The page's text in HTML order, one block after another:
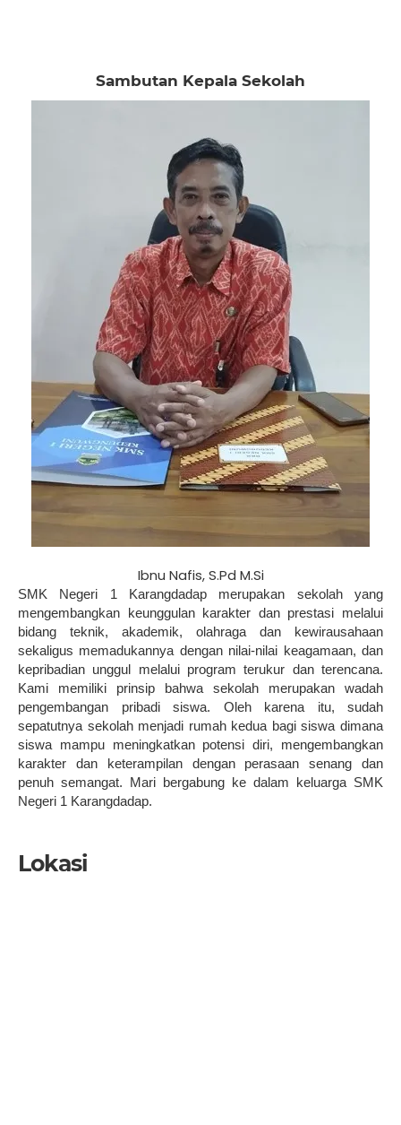
Sambutan Kepala Sekolah
Ibnu Nafis, S.Pd M.Si
SMK Negeri 1 Karangdadap merupakan sekolah yang
mengembangkan keunggulan karakter dan prestasi melalui
bidang teknik, akademik, olahraga dan kewirausahaan
sekaligus memadukannya dengan nilai-nilai keagamaan, dan
kepribadian unggul melalui program terukur dan terencana.
Kami memiliki prinsip bahwa sekolah merupakan wadah
pengembangan pribadi siswa. Oleh karena itu, sudah
sepatutnya sekolah menjadi rumah kedua bagi siswa dimana
siswa mampu meningkatkan potensi diri, mengembangkan
karakter dan keterampilan dengan perasaan senang dan
penuh semangat. Mari bergabung ke dalam keluarga SMK
Negeri 1 Karangdadap.
Lokasi